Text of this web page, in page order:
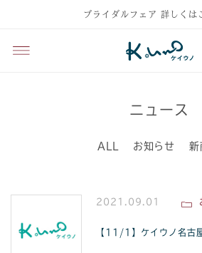
ブライダルフェア 詳しくは
ニュース
ALL お知らせ 新
2021.09.01
【11/1】ケイウノ名古